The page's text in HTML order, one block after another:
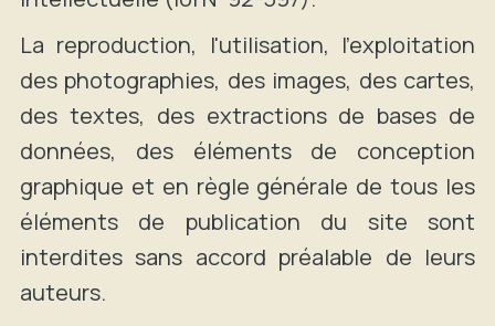
La reproduction, l'utilisation, l'exploitation
des photographies, des images, des cartes,
des textes, des extractions de bases de
données, des éléments de conception
graphique et en règle générale de tous les
éléments de publication du site sont
interdites sans accord préalable de leurs
auteurs.